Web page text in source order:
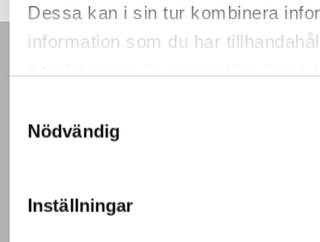
Dessa kan i sin tur kombinera
information som du har
Nödvändig
Inställningar